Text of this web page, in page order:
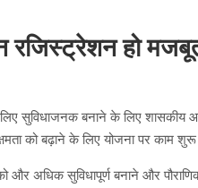
हो
सुविधाजनक बनाने के लिए शासकीय
को बढ़ाने के लिए योजना पर काम
और अधिक सुविधापूर्ण बनाने और